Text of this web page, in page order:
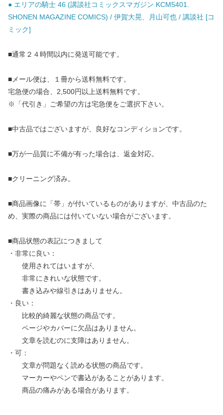
● エリアの騎士 46 (講談社コミックスマガジン KCM5401.
SHONEN MAGAZINE COMICS) / 伊賀大晃、月山可也 / 講談社 [コ
ミック]
■通常２４時間以内に発送可能です。
■メール便は、１冊から送料無料です。
宅急便の場合、2,500円以上送料無料です。
※「代引き」ご希望の方は宅急便をご選択下さい。
■中古品ではございますが、良好なコンディションです。
■万が一品質に不備が有った場合は、返金対応。
■クリーニング済み。
■商品画像に「帯」が付いているものがありますが、中古品のた
め、実際の商品には付いていない場合がございます。
■商品状態の表記につきまして
・非常に良い：
使用されてはいますが、
非常にきれいな状態です。
書き込みや線引きはありません。
・良い：
比較的綺麗な状態の商品です。
ページやカバーに欠品はありません。
文章を読むのに支障はありません。
・可：
文章が問題なく読める状態の商品です。
マーカーやペンで書込があることがあります。
商品の痛みがある場合があります。